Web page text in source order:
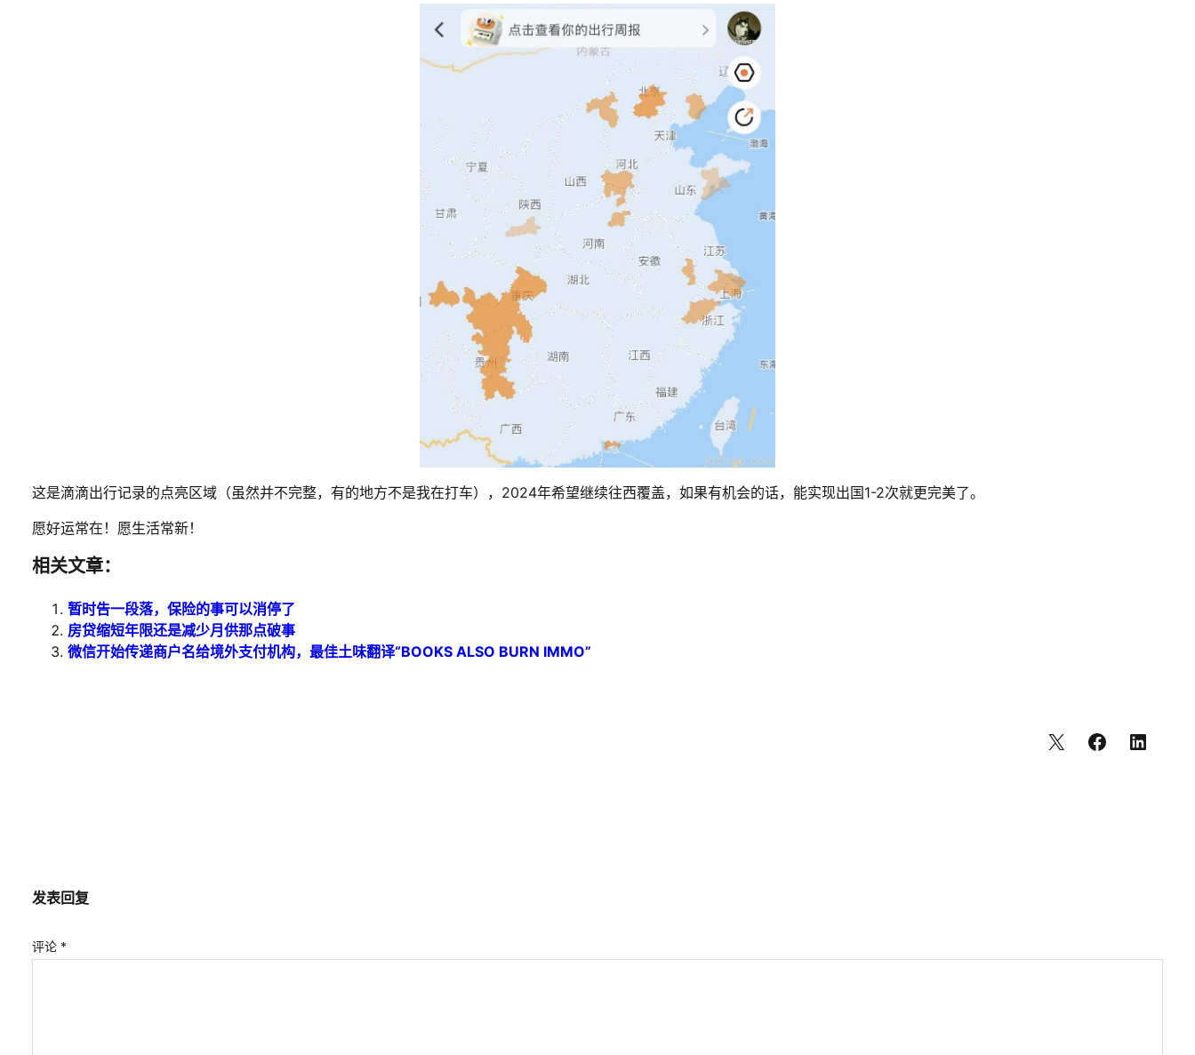
这是滴滴出行记录的点亮区域（虽然并不完整，有的地方不是我在打车），2024年希望继续往西覆盖，如果有机会的话，能实现出国1-2次就更完美了。
愿好运常在！愿生活常新！
相关文章：
暂时告一段落，保险的事可以消停了
房贷缩短年限还是减少月供那点破事
微信开始传递商户名给境外支付机构，最佳土味翻译“BOOKS ALSO BURN IMMO”
发表回复
评论 *